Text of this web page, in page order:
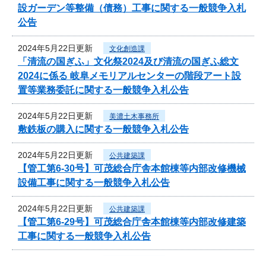
設ガーデン等整備（債務）工事に関する一般競争入札
公告
2024年5月22日更新 文化創造課
「清流の国ぎふ」文化祭2024及び清流の国ぎふ総文
2024に係る 岐阜メモリアルセンターの階段アート設
置等業務委託に関する一般競争入札公告
2024年5月22日更新 美濃土木事務所
敷鉄板の購入に関する一般競争入札公告
2024年5月22日更新 公共建築課
【管工第6-30号】可茂総合庁舎本館棟等内部改修機械
設備工事に関する一般競争入札公告
2024年5月22日更新 公共建築課
【管工第6-29号】可茂総合庁舎本館棟等内部改修建築
工事に関する一般競争入札公告